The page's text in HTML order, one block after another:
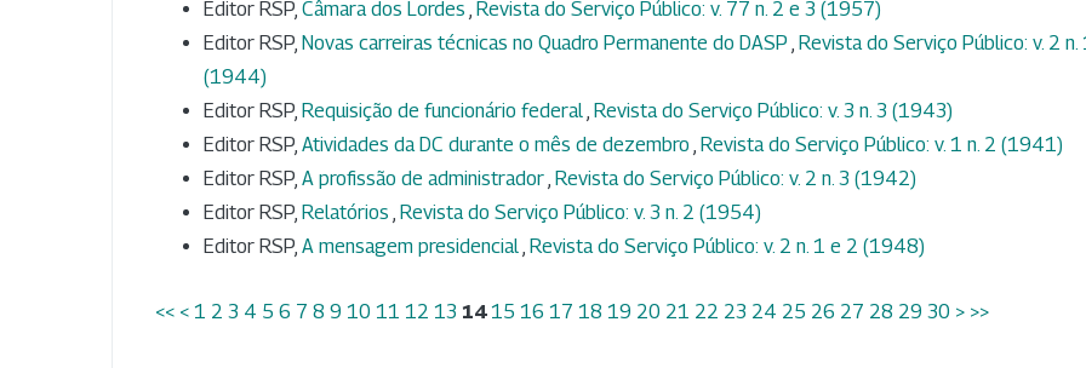
Editor RSP, Câmara dos Lordes , Revista do Serviço Público: v. 77 n. 2 e 3 (1957)
Editor RSP, Novas carreiras técnicas no Quadro Permanente do DASP , Revista do Serviço Público: v. 2 n.
(1944)
Editor RSP, Requisição de funcionário federal, Revista do Serviço Público: v. 3 n. 3 (1943)
Editor RSP, Atividades da DC durante o mês de dezembro , Revista do Serviço Público: v. 1 n. 2 (1941)
Editor RSP, A profissão de administrador, Revista do Serviço Público: v. 2 n. 3 (1942)
Editor RSP, Relatórios , Revista do Serviço Público: v. 3 n. 2 (1954)
Editor RSP, A mensagem presidencial, Revista do Serviço Público: v. 2 n. 1 e 2 (1948)
<< < 1 2 3 4 5 6 7 8 9 10 11 12 13 14 15 16 17 18 19 20 21 22 23 24 25 26 27 28 29 30 > >>